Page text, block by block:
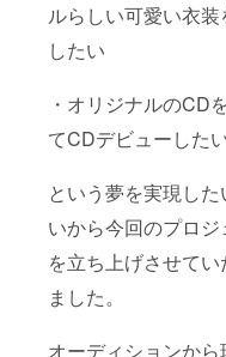
ルらしい可愛い衣
したい
・オリジナルのCD
てCDデビューした
という夢を実現した
いから今回のプロジ
を立ち上げさせてい
ました。
オーディションから